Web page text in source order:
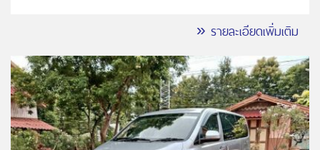
» รายละเอียดเพิ่มเติม